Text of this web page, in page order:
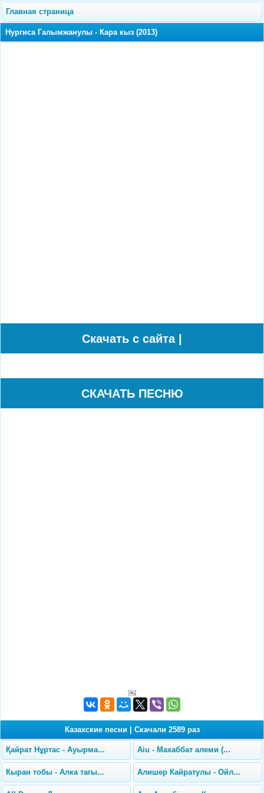
Главная страница
Нургиса Галымжанулы - Кара кыз (2013)
Cкачать с сайта |
СКАЧАТЬ ПЕСНЮ
￼
Казахские песни Скачали 2589 раз
Қайрат Нұртас - Ауырма... Aiu - Махаббат алеми (...
Кыран тобы - Алка тагы... Алишер Кайратулы - Ойл...